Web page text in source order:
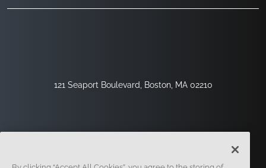
121 Seaport Boulevard, Boston, MA 02210